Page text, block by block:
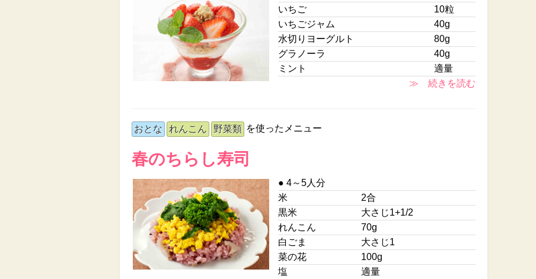
いちご
10粒
いちごジャム
40g
水切りヨーグルト
80g
グラノーラ
40g
ミント
適量
≫ 続きを読む
おとな れんこん 野菜類 を使ったメニュー
春のちらし寿司
● 4～5人分
米
2合
黒米
大さじ1+1/2
れんこん
70g
白ごま
大さじ1
菜の花
100g
塩
適量